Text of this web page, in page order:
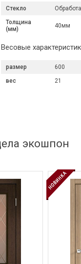
Завод Velldoris
- серия
Стекло
Толщина
(мм)
40мм
Весовые
размер 600
вес
21
экошпон